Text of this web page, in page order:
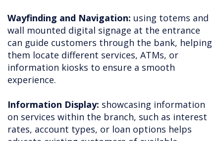
Wayfinding and Navigation: using totems and
wall mounted digital signage at the entrance
can guide customers through the bank, helping
them locate different services, ATMs, or
information kiosks to ensure a smooth
experience.
Information Display: showcasing information
on services within the branch, such as interest
rates, account types, or loan options helps